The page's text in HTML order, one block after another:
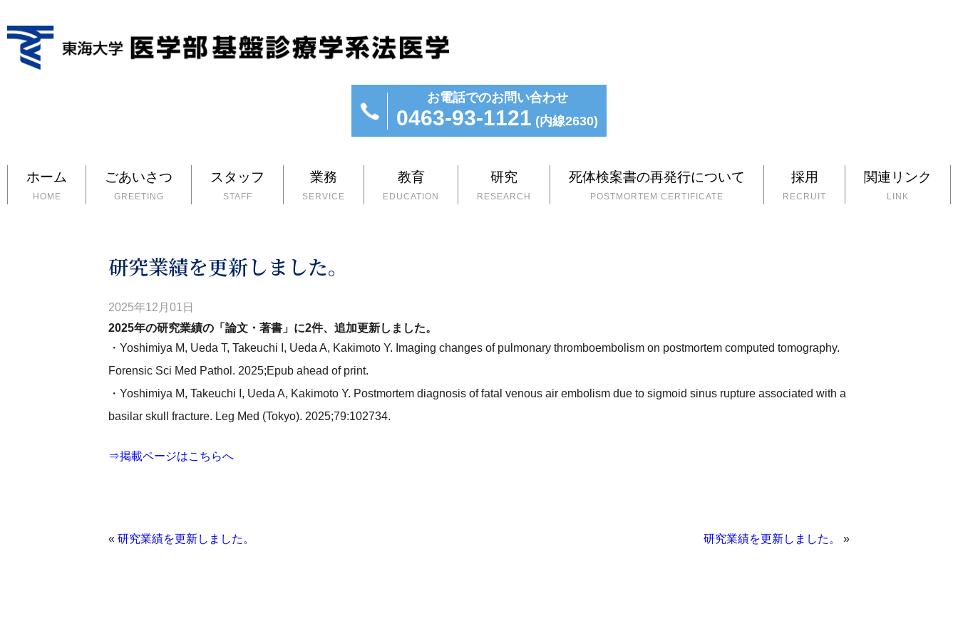
お電話でのお問い合わせ
0463-93-1121 (内線2630)
ホーム
HOME
ごあいさつ
GREETING
スタッフ
STAFF
業務
SERVICE
教育
EDUCATION
研究
RESEARCH
死体検案書の再発行について
POSTMORTEM CERTIFICATE
採用
RECRUIT
関連リンク
LINK
研究業績を更新しました。
2025年12月01日
2025年の研究業績の「論文・著書」に2件、追加更新しました。
・Yoshimiya M, Ueda T, Takeuchi I, Ueda A, Kakimoto Y. Imaging changes of pulmonary thromboembolism on postmortem computed tomography.
Forensic Sci Med Pathol. 2025;Epub ahead of print.
・Yoshimiya M, Takeuchi I, Ueda A, Kakimoto Y. Postmortem diagnosis of fatal venous air embolism due to sigmoid sinus rupture associated with a
basilar skull fracture. Leg Med (Tokyo). 2025;79:102734.
⇒掲載ページはこちらへ
« 研究業績を更新しました。 研究業績を更新しました。 »